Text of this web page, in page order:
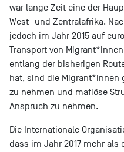
war lange Zeit eine der
West- und Zentralafrika.
jedoch im Jahr 2015 auf
Transport von
entlang der bisherigen
hat, sind die Migrant*innen
zu nehmen und mafiöse
Anspruch zu nehmen.
Die Internationale
dass im Jahr 2017 mehr